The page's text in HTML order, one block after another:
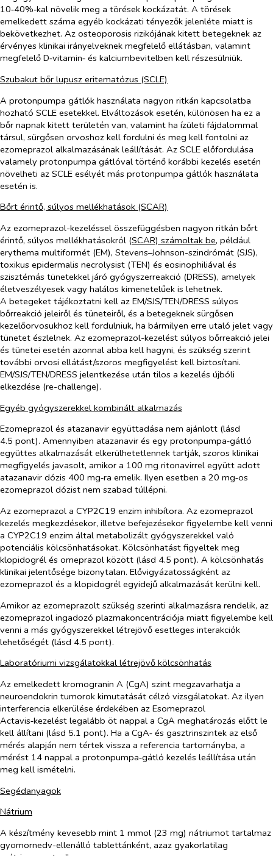
10‑40%‑kal növelik meg a törések kockázatát. A törések
emelkedett száma egyéb kockázati tényezők jelenléte miatt is
bekövetkezhet. Az osteoporosis rizikójának kitett betegeknek az
érvényes klinikai irányelveknek megfelelő ellátásban, valamint
megfelelő D‑vitamin‑ és kalciumbevitelben kell részesülniük.
Szubakut bőr lupusz eritematózus (SCLE)
A protonpumpa gátlók használata nagyon ritkán kapcsolatba
hozható SCLE esetekkel. Elváltozások esetén, különösen ha ez a
bőr napnak kitett területén van, valamint ha ízületi fájdalommal
társul, sürgősen orvoshoz kell fordulni és meg kell fontolni az
ezomeprazol alkalmazásának leállítását. Az SCLE előfordulása
valamely protonpumpa gátlóval történő korábbi kezelés esetén
növelheti az SCLE esélyét más protonpumpa gátlók használata
esetén is.
Bőrt érintő, súlyos mellékhatások (SCAR)
Az ezomeprazol-kezeléssel összefüggésben nagyon ritkán bőrt
érintő, súlyos mellékhatásokról (SCAR) számoltak be, például
erythema multiformét (EM), Stevens–Johnson-szindrómát (SJS),
toxikus epidermalis necrolysist (TEN) és eosinophiliával és
szisztémás tünetekkel járó gyógyszerreakció (DRESS), amelyek
életveszélyesek vagy halálos kimenetelűek is lehetnek.
A betegeket tájékoztatni kell az EM/SJS/TEN/DRESS súlyos
bőrreakció jeleiről és tüneteiről, és a betegeknek sürgősen
kezelőorvosukhoz kell fordulniuk, ha bármilyen erre utaló jelet vagy
tünetet észlelnek. Az ezomeprazol-kezelést súlyos bőrreakció jelei
és tünetei esetén azonnal abba kell hagyni, és szükség szerint
további orvosi ellátást/szoros megfigyelést kell biztosítani.
EM/SJS/TEN/DRESS jelentkezése után tilos a kezelés újbóli
elkezdése (re-challenge).
Egyéb gyógyszerekkel kombinált alkalmazás
Ezomeprazol és atazanavir együttadása nem ajánlott (lásd
4.5 pont). Amennyiben atazanavir és egy protonpumpa‑gátló
együttes alkalmazását elkerülhetetlennek tartják, szoros klinikai
megfigyelés javasolt, amikor a 100 mg ritonavirrel együtt adott
atazanavir dózis 400 mg‑ra emelik. Ilyen esetben a 20 mg‑os
ezomeprazol dózist nem szabad túllépni.
Az ezomeprazol a CYP2C19 enzim inhibítora. Az ezomeprazol
kezelés megkezdésekor, illetve befejezésekor figyelembe kell venni
a CYP2C19 enzim által metabolizált gyógyszerekkel való
potenciális kölcsönhatásokat. Kölcsönhatást figyeltek meg
klopidogrél és omeprazol között (lásd 4.5 pont). A kölcsönhatás
klinikai jelentősége bizonytalan. Elővigyázatosságként az
ezomeprazol és a klopidogrél egyidejű alkalmazását kerülni kell.
Amikor az ezomeprazolt szükség szerinti alkalmazásra rendelik, az
ezomeprazol ingadozó plazmakoncentrációja miatt figyelembe kell
venni a más gyógyszerekkel létrejövő esetleges interakciók
lehetőségét (lásd 4.5 pont).
Laboratóriumi vizsgálatokkal létrejövő kölcsönhatás
Az emelkedett kromogranin A (CgA) szint megzavarhatja a
neuroendokrin tumorok kimutatását célzó vizsgálatokat. Az ilyen
interferencia elkerülése érdekében az Esomeprazol
Actavis‑kezelést legalább öt nappal a CgA meghatározás előtt le
kell állítani (lásd 5.1 pont). Ha a CgA‑ és gasztrinszintek az első
mérés alapján nem tértek vissza a referencia tartományba, a
mérést 14 nappal a protonpumpa‑gátló kezelés leállítása után
meg kell ismételni.
Segédanyagok
Nátrium
A készítmény kevesebb mint 1 mmol (23 mg) nátriumot tartalmaz
gyomornedv-ellenálló tablettánként, azaz gyakorlatilag